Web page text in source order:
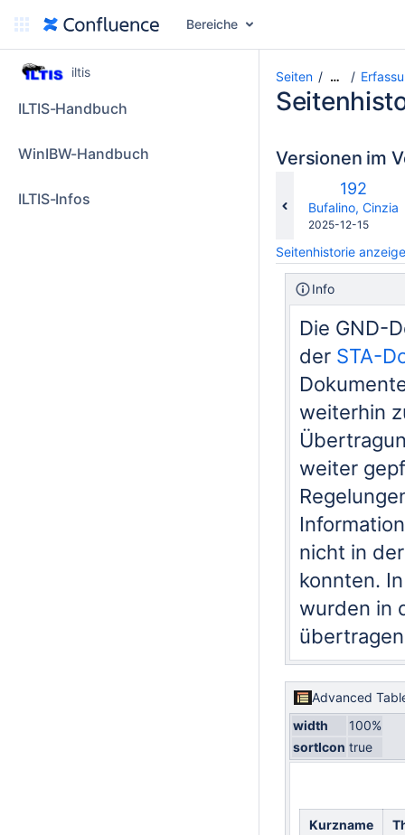
Bereiche
iltis
ILTIS-Handbuch
WinIBW-Handbuch
ILTIS-Infos
Seiten …
Versionen im
Alte
Version
192
Bufalino, Cinzia
Gespeichert
2025-12-15
Seitenhistorie
Info
Die GND-
der STA-
weiterhin
weiter
nicht in
konnten.
wurden in
Advanced
width
100%
sortIcon true
Kurzname